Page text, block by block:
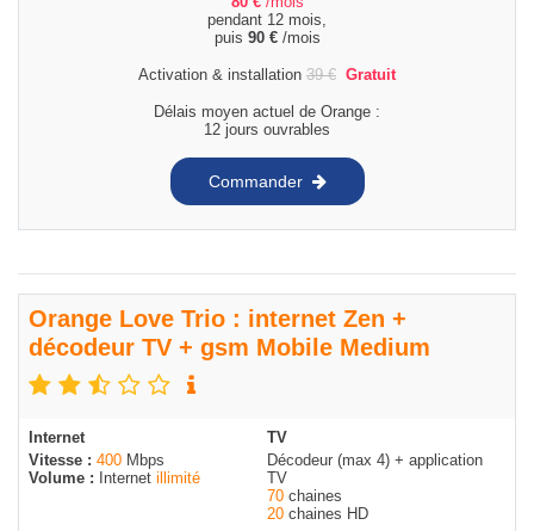
pendant 12 mois,
puis 90 €/mois
Activation & installation 39€ Gratuit
Délais moyen actuel de Orange :
12 jours ouvrables
Commander
Orange Love Trio : internet Zen +
décodeur TV + gsm Mobile Medium
Internet
Vitesse : 400 Mbps
Volume :
Internet illimité
TV
Décodeur (max 4) + application
TV
70 chaines
20 chaines HD